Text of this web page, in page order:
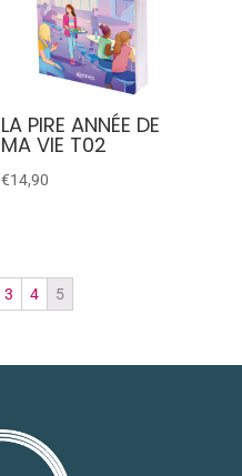
LA PIRE ANNÉE DE
MA VIE T02
€14,90
3 4 5